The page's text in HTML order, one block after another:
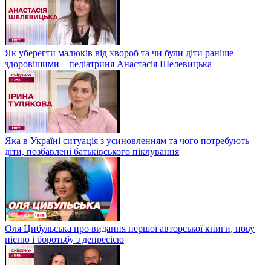
Як уберегти малюків від хвороб та чи були діти раніше
здоровішими – педіатриня Анастасія Шелевицька
Яка в Україні ситуація з усиновленням та чого потребують
діти, позбавлені батьківського піклування
Оля Цибульська про видання першої авторської книги, нову
пісню і боротьбу з депресією